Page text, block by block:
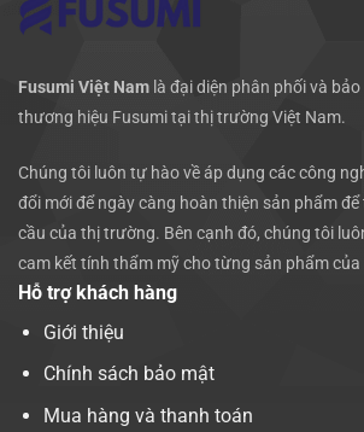
Fusumi Việt Nam là đại diện phân phối và
thương hiệu Fusumi tại thị trường Việt Nam.
Chúng tôi luôn tự hào về áp dụng các công
đổi mới để ngày càng hoàn thiện sản phẩm
cầu của thị trường. Bên cạnh đó, chúng tôi
cam kết tính thẩm mỹ cho từng sản phẩm của
Hỗ trợ khách hàng
Giới thiệu
Chính sách bảo mật
Mua hàng và thanh toán